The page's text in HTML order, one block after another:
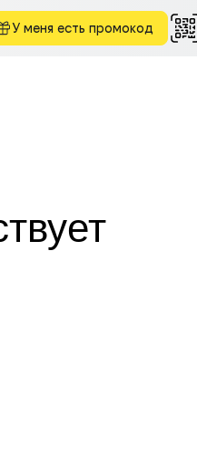
У меня есть промокод